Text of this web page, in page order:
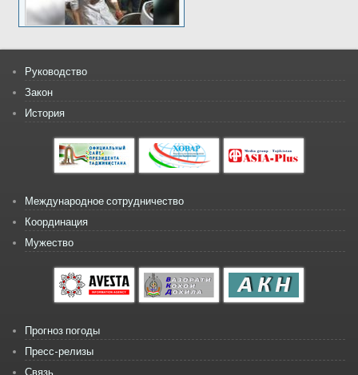
Руководство
Закон
История
Международное сотрудничество
Координация
Мужество
Прогноз погоды
Пресс-релизы
Связь